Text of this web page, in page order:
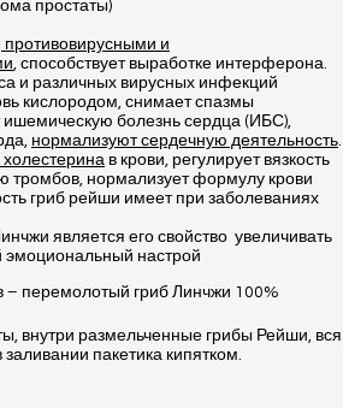
простаты)
противовирусными и
, способствует выработке интерферона.
и различных вирусных инфекций
кислородом, снимает спазмы
ишемическую болезнь сердца (ИБС),
нормализуют сердечную деятельность.
в крови, регулирует вязкость
тромбов, нормализует формулу крови
гриб рейши имеет при заболеваниях
является его свойство увеличивать
эмоциональный настрой
– перемолотый гриб Линчжи 100%
внутри размельченные грибы Рейши, вся
пакетика кипятком.